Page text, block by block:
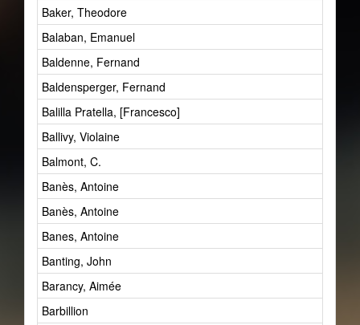
Baker, Theodore
Balaban, Emanuel
Baldenne, Fernand
Baldensperger, Fernand
Balilla Pratella, [Francesco]
Ballivy, Violaine
Balmont, C.
Banès, Antoine
Banès, Antoine
Banes, Antoine
Banting, John
Barancy, Aimée
Barbillion